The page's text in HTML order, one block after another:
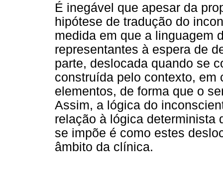
É inegável que apesar da
hipótese de tradução do
medida em que a linguagem
representantes à espera de
parte, deslocada quando se
construída pelo contexto, em
elementos, de forma que o
Assim, a lógica do
relação à lógica determinista
se impõe é como estes
âmbito da clínica.